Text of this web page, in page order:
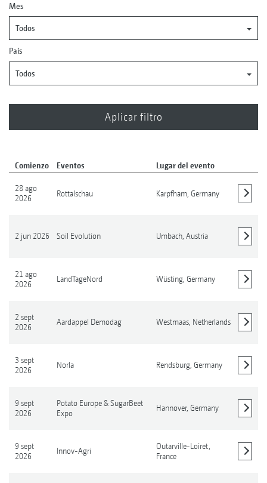
Mes
Todos
País
Todos
Comienzo Eventos Lugar del evento
28 ago
2026
Rottalschau Karpfham, Germany
2 jun 2026 Soil Evolution Umbach, Austria
21 ago
2026
LandTageNord Wüsting, Germany
2 sept
2026
Aardappel Demodag Westmaas, Netherlands
3 sept
2026
Norla Rendsburg, Germany
9 sept
2026
Potato Europe & SugarBeet
Expo
Hannover, Germany
9 sept
2026
Innov-Agri
Outarville-Loiret,
France